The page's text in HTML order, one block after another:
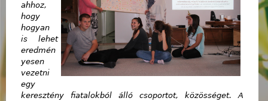
ahhoz,
hogy
hogyan
is lehet
eredmén
yesen
vezetni
egy
keresztény fiatalokból álló csoportot, közösséget. A